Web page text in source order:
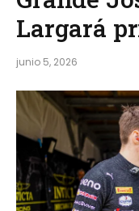
Largará
junio 5, 2026